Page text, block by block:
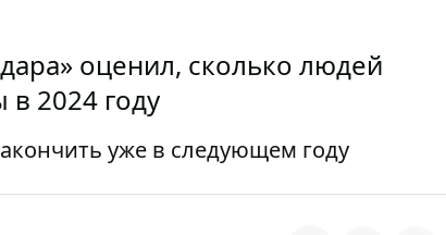
оценил, сколько людей
2024 году
уже в следующем году